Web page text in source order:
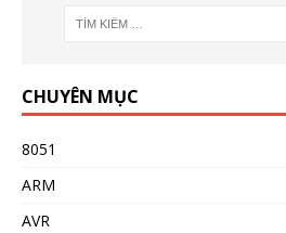
CHUYÊN MỤC
8051
ARM
AVR